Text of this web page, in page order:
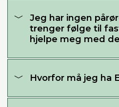
Jeg har ingen
trenger følge til
hjelpe meg med
Hvorfor må jeg ha